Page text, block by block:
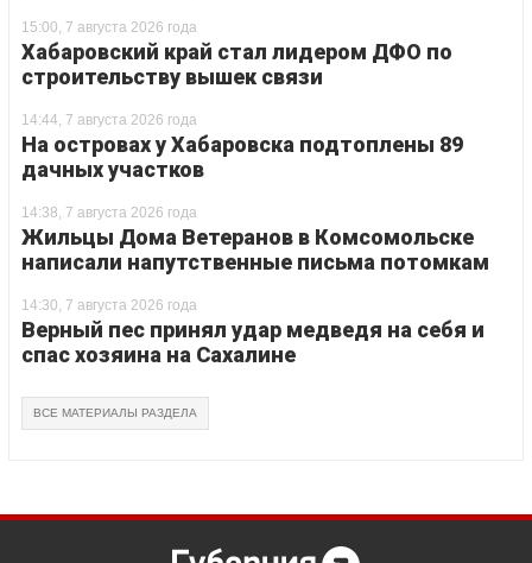
15:00, 7 августа 2026 года
Хабаровский край стал лидером ДФО по
строительству вышек связи
14:44, 7 августа 2026 года
На островах у Хабаровска подтоплены 89
дачных участков
14:38, 7 августа 2026 года
Жильцы Дома Ветеранов в Комсомольске
написали напутственные письма потомкам
14:30, 7 августа 2026 года
Верный пес принял удар медведя на себя и
спас хозяина на Сахалине
ВСЕ МАТЕРИАЛЫ РАЗДЕЛА